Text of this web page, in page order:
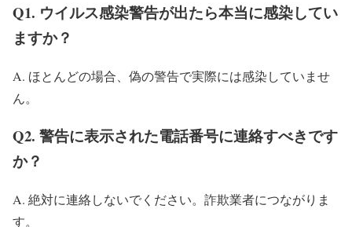
Q1. ウイルス感染警告が出たら本当に感染してい
ますか？
A. ほとんどの場合、偽の警告で実際には感染していませ
ん。
Q2. 警告に表示された電話番号に連絡すべきです
か？
A. 絶対に連絡しないでください。詐欺業者につながりま
す。